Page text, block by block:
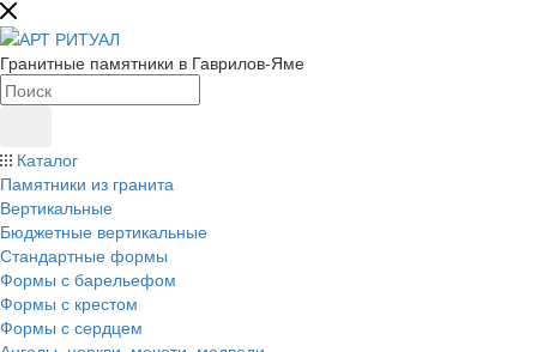
Гранитные памятники в Гаврилов-Яме
Каталог
Памятники из гранита
Вертикальные
Бюджетные вертикальные
Стандартные формы
Формы с барельефом
Формы с крестом
Формы с сердцем